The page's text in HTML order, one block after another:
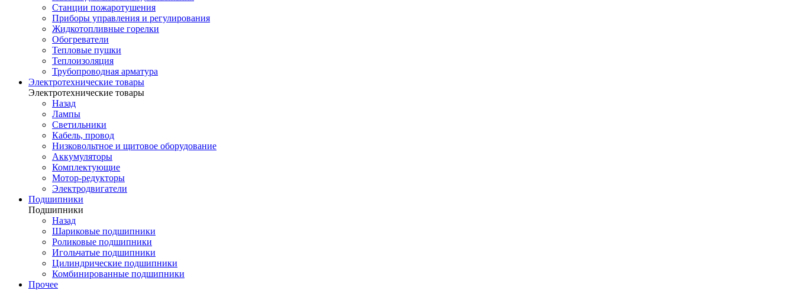
Станции пожаротушения
Приборы управления и регулирования
Жидкотопливные горелки
Обогреватели
Тепловые пушки
Теплоизоляция
Трубопроводная арматура
Электротехнические товары
Электротехнические товары
Назад
Лампы
Светильники
Кабель, провод
Низковольтное и щитовое оборудование
Аккумуляторы
Комплектующие
Мотор-редукторы
Электродвигатели
Подшипники
Подшипники
Назад
Шариковые подшипники
Роликовые подшипники
Игольчатые подшипники
Цилиндрические подшипники
Комбинированные подшипники
Прочее